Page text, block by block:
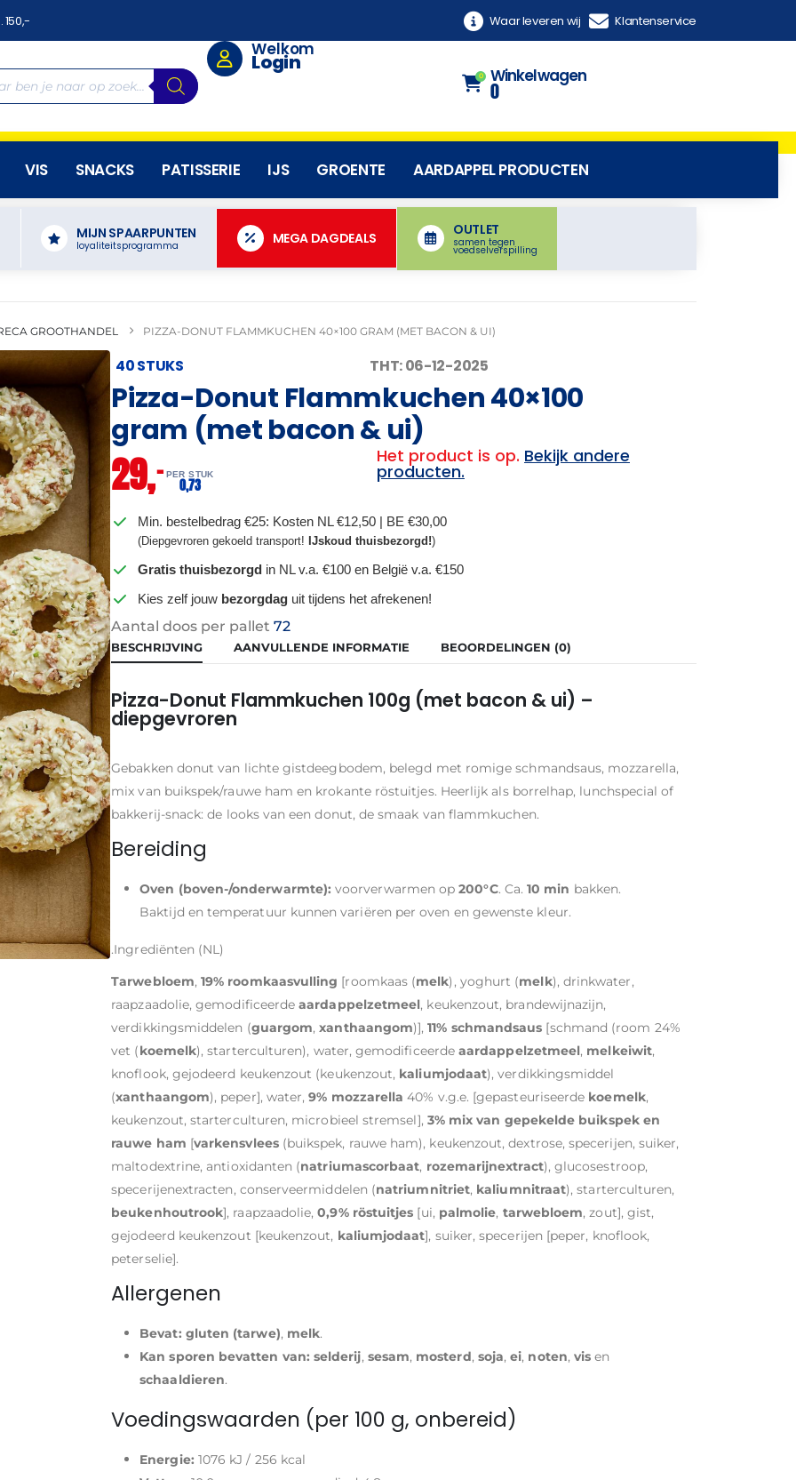
150,- Waar leveren wij Klantenservice
Welkom
Login
0 Winkelwagen
0
VIS SNACKS PATISSERIE IJS GROENTE AARDAPPEL PRODUCTEN
MIJN SPAARPUNTEN
loyaliteitsprogramma MEGA DAGDEALS
OUTLET
samen tegen
voedselverspilling
GROOTHANDEL PIZZA-DONUT FLAMMKUCHEN 40×100 GRAM (MET BACON & UI)
40 STUKS THT: 06-12-2025
Pizza-Donut Flammkuchen 40×100
gram (met bacon & ui)
29,– PER STUK
0,73
Het product is op. Bekijk andere
producten.
Min. bestelbedrag €25: Kosten NL €12,50 | BE €30,00
(Diepgevroren gekoeld transport!IJskoud thuisbezorgd!)
Gratis thuisbezorgd in NL v.a. €100 en België v.a. €150
Kies zelf jouw bezorgdag uit tijdens het afrekenen!
Aantal doos per pallet72
BESCHRIJVING AANVULLENDE INFORMATIE BEOORDELINGEN (0)
Pizza-Donut Flammkuchen 100g (met bacon & ui) –
diepgevroren
Gebakken donut van lichte gistdeegbodem, belegd met romige schmandsaus, mozzarella,
mix van buikspek/rauwe ham en krokante röstuitjes. Heerlijk als borrelhap, lunchspecial of
bakkerij-snack: de looks van een donut, de smaak van flammkuchen.
Bereiding
Oven (boven-/onderwarmte): voorverwarmen op200°C. Ca.10 min bakken.
Baktijd en temperatuur kunnen variëren per oven en gewenste kleur.
.Ingrediënten (NL)
Tarwebloem,19% roomkaasvulling [roomkaas (melk), yoghurt (melk), drinkwater,
raapzaadolie, gemodificeerdeaardappelzetmeel, keukenzout, brandewijnazijn,
verdikkingsmiddelen (guargom,xanthaangom)],11% schmandsaus [schmand (room 24%
vet (koemelk), starterculturen), water, gemodificeerdeaardappelzetmeel, melkeiwit,
knoflook, gejodeerd keukenzout (keukenzout, kaliumjodaat), verdikkingsmiddel
(xanthaangom), peper], water,9% mozzarella 40% v.g.e. [gepasteuriseerde koemelk,
keukenzout, starterculturen, microbieel stremsel], 3% mix van gepekelde buikspek en
rauwe ham [varkensvlees(buikspek, rauwe ham), keukenzout, dextrose, specerijen, suiker,
maltodextrine, antioxidanten (natriumascorbaat, rozemarijnextract), glucosestroop,
specerijenextracten, conserveermiddelen (natriumnitriet, kaliumnitraat), starterculturen,
beukenhoutrook], raapzaadolie,0,9% röstuitjes [ui, palmolie, tarwebloem, zout], gist,
gejodeerd keukenzout [keukenzout, kaliumjodaat], suiker, specerijen [peper, knoflook,
peterselie].
Allergenen
Bevat: gluten (tarwe), melk.
Kan sporen bevatten van: selderij, sesam, mosterd, soja,ei, noten, vis en
schaaldieren.
Voedingswaarden (per 100 g, onbereid)
Energie: 1076 kJ / 256 kcal